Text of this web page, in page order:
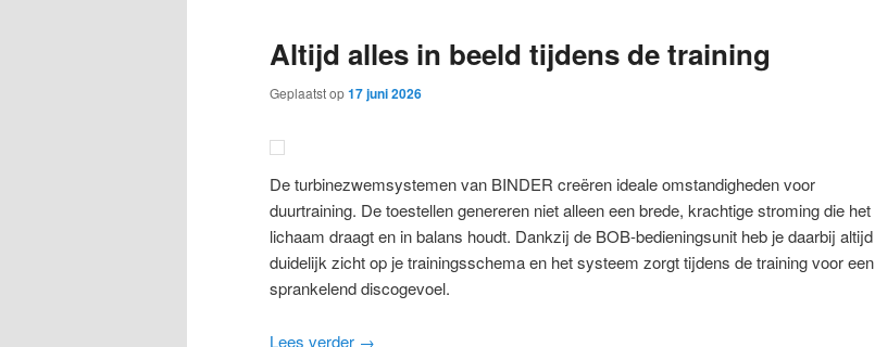
Altijd alles in beeld tijdens de training
Geplaatst op17 juni 2026
De turbinezwemsystemen van BINDER creëren ideale omstandigheden voor
duurtraining. De toestellen genereren niet alleen een brede, krachtige stroming die het
lichaam draagt en in balans houdt. Dankzij de BOB-bedieningsunit heb je daarbij altijd
duidelijk zicht op je trainingsschema en het systeem zorgt tijdens de training voor een
sprankelend discogevoel.
Lees verder →